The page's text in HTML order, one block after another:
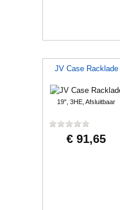
JV Case Racklade
19", 3HE, Afsluitbaar
€ 91,65